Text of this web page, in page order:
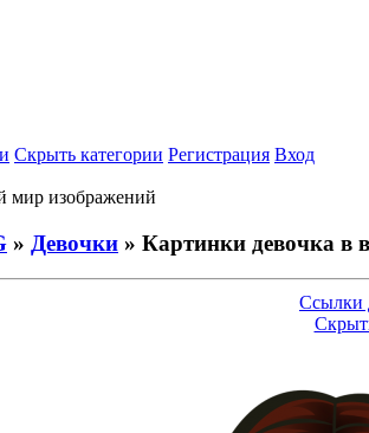
Скрыть категории Регистрация Вход
мир изображений
» Девочки » Картинки девочка в
Ссылки